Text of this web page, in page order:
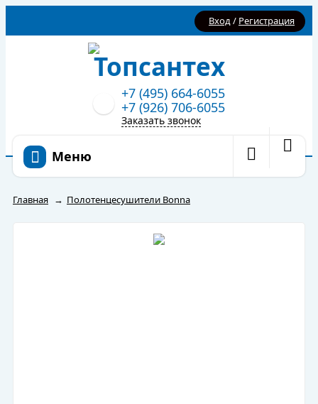
Вход/ Регистрация
+7 (495) 664-6055
+7 (926) 706-6055
Заказать звонок
Меню
Главная → Полотенцесушители Bonna